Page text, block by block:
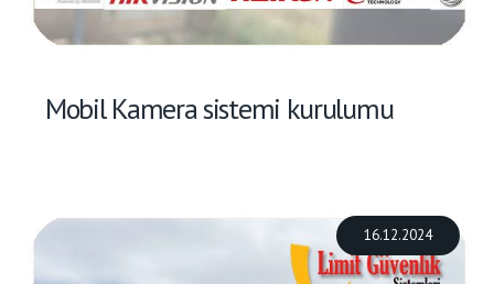
Mobil Kamera sistemi kurulumu
16.12.2024